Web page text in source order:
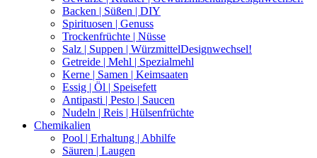
Backen | Süßen | DIY
Spirituosen | Genuss
Trockenfrüchte | Nüsse
Salz | Suppen | WürzmittelDesignwechsel!
Getreide | Mehl | Spezialmehl
Kerne | Samen | Keimsaaten
Essig | Öl | Speisefett
Antipasti | Pesto | Saucen
Nudeln | Reis | Hülsenfrüchte
Chemikalien
Pool | Erhaltung | Abhilfe
Säuren | Laugen